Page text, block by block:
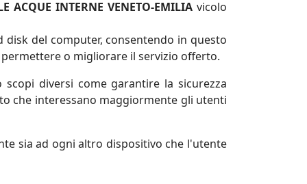
ACQUE INTERNE VENETO-EMILIAvicolo
del computer, consentendo in questo
o migliorare il servizio offerto.
diversi come garantire la sicurezza
che interessano maggiormente gli utenti
sia ad ogni altro dispositivo che l'utente